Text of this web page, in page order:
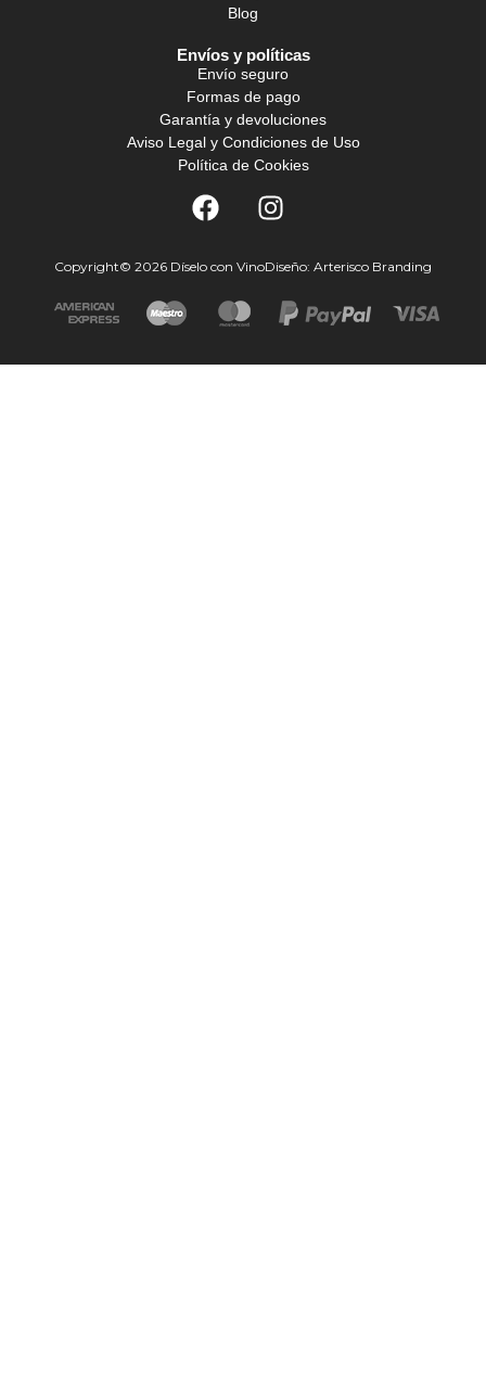
Blog
Envíos y políticas
Envío seguro
Formas de pago
Garantía y devoluciones
Aviso Legal y Condiciones de Uso
Política de Cookies
Copyright© 2026 Díselo con VinoDiseño: Arterisco Branding